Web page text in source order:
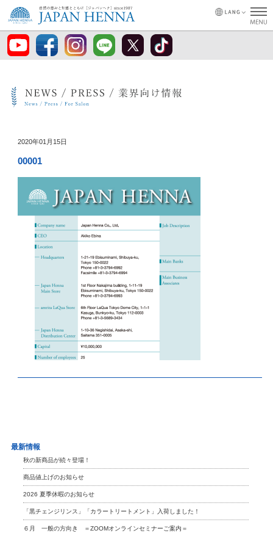
2020年01月15日
00001
最新情報
秋の新商品が続々登場！
商品値上げのお知らせ
2026 夏季休暇のお知らせ
「黒チェンジリンス」「カラートリートメント」入荷しました！
６月 一般の方向き ＝ZOOMオンラインセミナーご案内＝